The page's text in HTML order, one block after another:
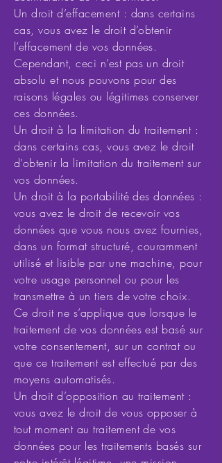
Un droit d’effacement : dans certains
cas, vous avez le droit d’obtenir
l’effacement de vos données.
Cependant, ceci n’est pas un droit
absolu et nous pouvons pour des
raisons légales ou légitimes conserver
ces données.
Un droit à la limitation du traitement :
dans certains cas, vous avez le droit
d’obtenir la limitation du traitement sur
vos données.
Un droit à la portabilité des données :
vous avez le droit de recevoir vos
données que vous nous avez fournies,
dans un format structuré, couramment
utilisé et lisible par une machine, pour
votre usage personnel ou pour les
transmettre à un tiers de votre choix.
Ce droit ne s’applique que lorsque le
traitement de vos données est basé sur
votre consentement, sur un contrat ou
que ce traitement est effectué par des
moyens automatisés.
Un droit d’opposition au traitement :
vous avez le droit de vous opposer à
tout moment au traitement de vos
données pour les traitements basés sur